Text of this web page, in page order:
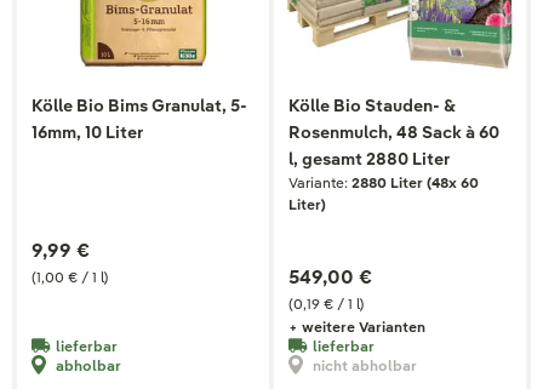
Kölle Bio Bims Granulat, 5-
16mm, 10 Liter
(1,00 € / 1 l)
9,99 €
lieferbar
abholbar
Kölle Bio Stauden- &
Rosenmulch, 48 Sack à 60
l, gesamt 2880 Liter
Variante: 2880 Liter (48x 60
Liter)
(0,19 € / 1 l)
549,00 €
+ weitere Varianten
lieferbar
nicht abholbar